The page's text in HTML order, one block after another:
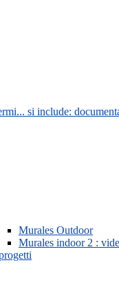
si include:
Murales Outdoor
Murales indoor 2 :